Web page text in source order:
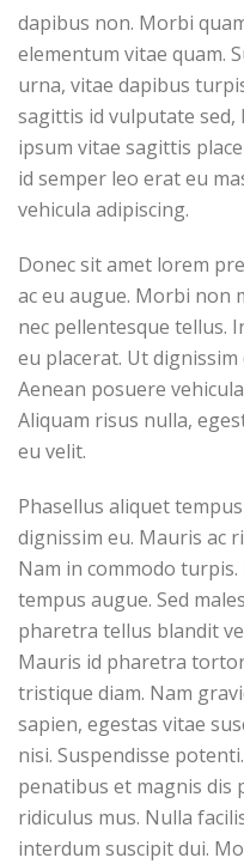
dapibus non. Morbi
elementum vitae quam.
urna, vitae dapibus
sagittis id vulputate sed,
ipsum vitae sagittis
id semper leo erat eu
vehicula adipiscing.
Donec sit amet lorem
ac eu augue. Morbi non
nec pellentesque tellus.
eu placerat. Ut
Aenean posuere
Aliquam risus nulla,
eu velit.
Phasellus aliquet
dignissim eu. Mauris ac
Nam in commodo
tempus augue. Sed
pharetra tellus blandit
Mauris id pharetra
tristique diam. Nam
sapien, egestas vitae
nisi. Suspendisse
penatibus et magnis
ridiculus mus. Nulla
interdum suscipit dui.